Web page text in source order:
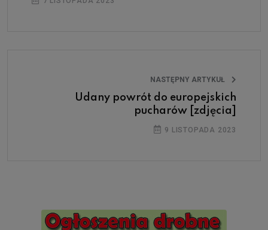
NASTĘPNY ARTYKUŁ
Udany powrót do europejskich
pucharów [zdjęcia]
9 LISTOPADA 2023